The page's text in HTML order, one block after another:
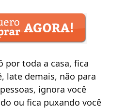
por toda a casa, fica
late demais, não para
ignora você
ou fica puxando você